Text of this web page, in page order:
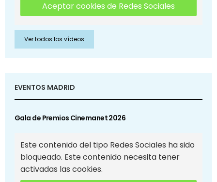
Aceptar cookies de Redes Sociales
Ver todos los vídeos
EVENTOS MADRID
Gala de Premios Cinemanet 2026
Este contenido del tipo Redes Sociales ha sido
bloqueado. Este contenido necesita tener
activadas las cookies.